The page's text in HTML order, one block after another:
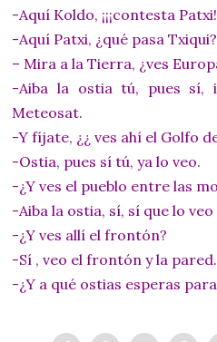
-Aquí Koldo, ¡¡¡contesta
-Aquí Patxi, ¿qué pasa Txiqui?
– Mira a la Tierra, ¿ves
-Aiba la ostia tú, pues sí,
Meteosat.
-Y fíjate, ¿¿ ves ahí el Golfo
-Ostia, pues sí tú, ya lo veo.
-¿Y ves el pueblo entre las
-Aiba la ostia, sí, sí que lo veo
-¿Y ves allí el frontón?
-Sí , veo el frontón y la pared.
-¿Y a qué ostias esperas